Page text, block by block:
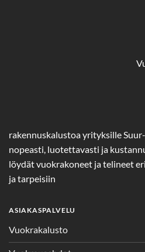
rakennuskalustoa yrityksille
nopeasti, luotettavasti ja
löydät vuokrakoneet ja telineet
ja tarpeisiin
ASIAKASPALVELU
Vuokrakalusto